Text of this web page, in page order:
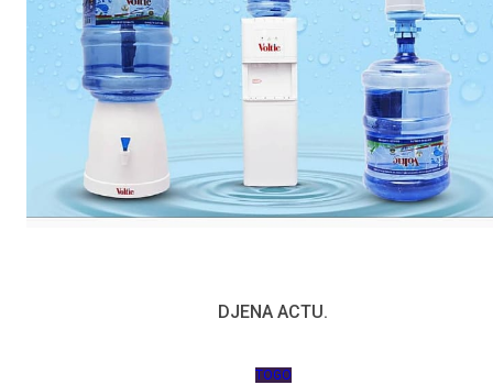
DJENA ACTU.
TOGO